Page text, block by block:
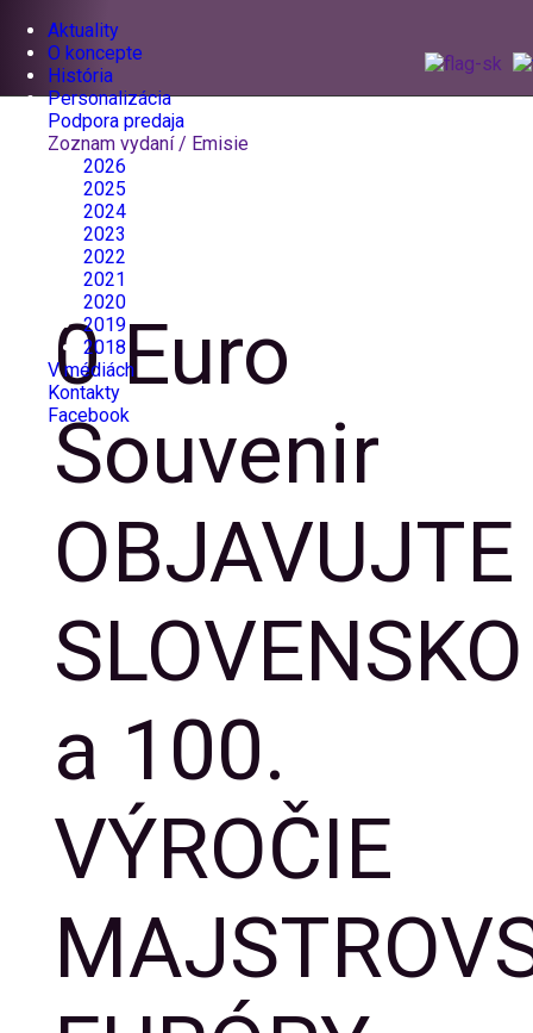
Aktuality
O koncepte
História
Personalizácia
Podpora predaja
Zoznam vydaní / Emisie
2026
2025
2024
2023
2022
2021
2020
2019
2018
V médiách
Kontakty
Facebook
0 Euro
Souvenir
OBJAVUJTE
SLOVENSKO
a 100.
VÝROČIE